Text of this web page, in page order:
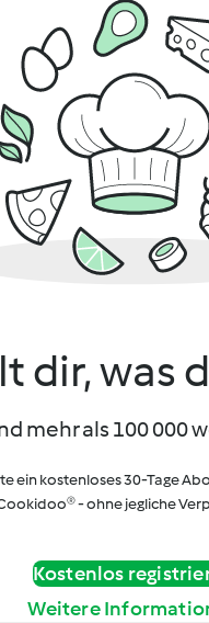
dir, was
mehr als 100 000
ein kostenloses 30-Tage
- ohne jegliche
Kostenlos
Weitere